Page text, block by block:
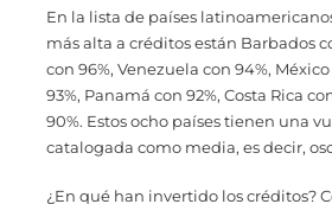
En la lista de países
más alta a créditos están Barbados
con 96%, Venezuela con 94%,
93%, Panamá con 92%, Costa Rica
90%. Estos ocho países tienen una
catalogada como media, es decir,
¿En qué han invertido los créditos?